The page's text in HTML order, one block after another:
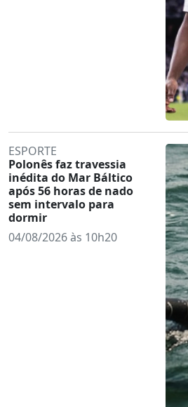
ESPORTE
Polonês faz travessia
inédita do Mar Báltico
após 56 horas de nado
sem intervalo para
dormir
04/08/2026 às 10h20